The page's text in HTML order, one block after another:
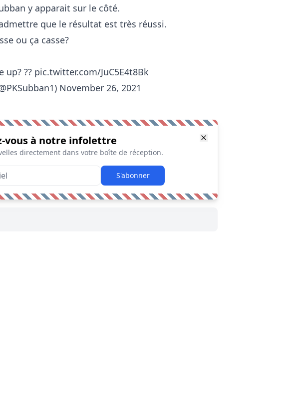
y apparait sur le côté.
que le résultat est très réussi.
ou ça casse?
up? ?? pic.twitter.com/JuC5E4t8Bk
November 26, 2021
vous à notre infolettre
directement dans votre boîte de réception.
S'abonner